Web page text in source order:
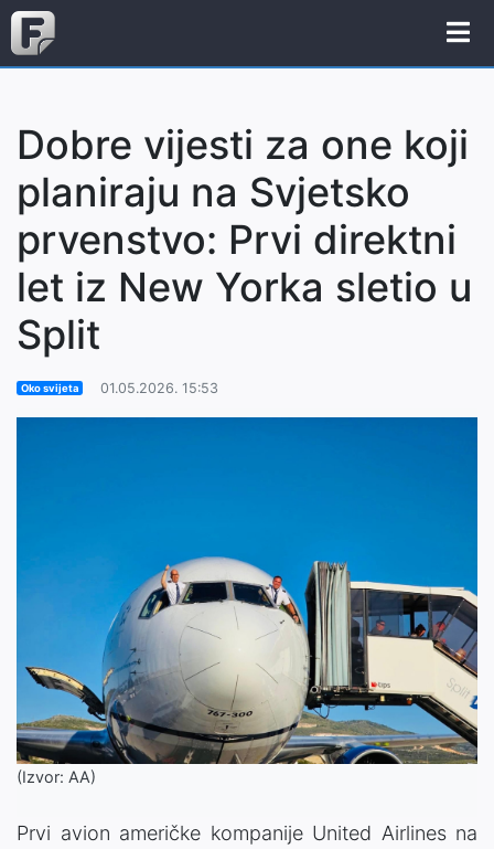
Dobre vijesti za one koji
planiraju na Svjetsko
prvenstvo: Prvi direktni
let iz New Yorka sletio u
Split
Oko svijeta 01.05.2026. 15:53
(Izvor: AA)
Prvi avion američke kompanije United Airlines na